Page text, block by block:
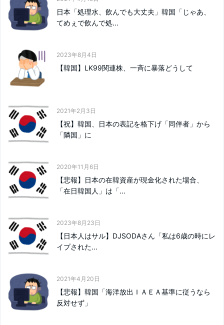
日本「処理水、飲んでも大丈夫」韓国「じゃあ、
てめぇで飲んで処...
2023年8月4日
【韓国】LK99関連株、一斉に暴落どうして
2021年2月3日
【祝】韓国、日本の表記を格下げ「同伴者」から
「隣国」に
2020年11月6日
【悲報】日本の在韓資産が現金化された場合、
「在日韓国人」は「...
2023年8月23日
【日本人はサル】DJSODAさん「私は6歳の時にレ
イプされた...
2021年4月20日
【悲報】韓国「海洋放出ＩＡＥＡ基準に従うなら
反対せず」